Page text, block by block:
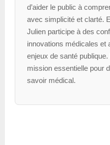
d’aider le public à
avec simplicité et clarté.
Julien participe à des
innovations médicales et
enjeux de santé
mission essentielle pour
savoir médical.